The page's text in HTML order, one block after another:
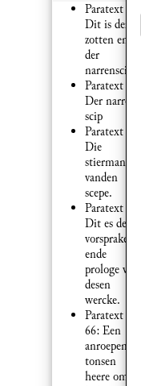
Paratext 1:
Dit is der
zotten ende
der
narrenscip.
Paratext 2:
Der narren
scip
Paratext 2:
Die
stierman
vanden
scepe.
Paratext 6:
Dit es de
vorsprake
ende
prologe van
desen
wercke.
Paratext
66: Een
anroepen
tonsen
heere om